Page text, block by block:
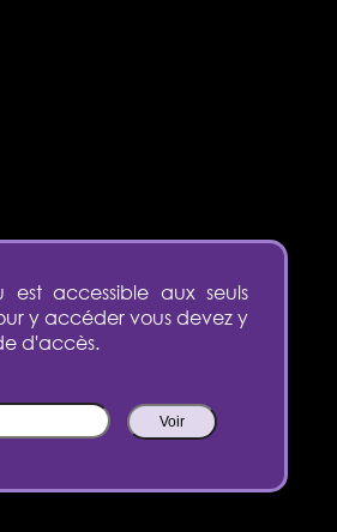
est accessible aux seuls
y accéder vous devez y
d'accès.